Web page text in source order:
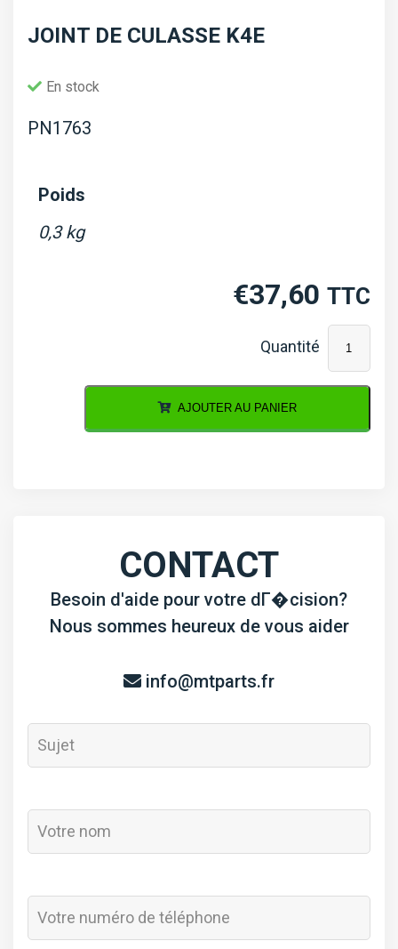
JOINT DE CULASSE K4E
En stock
PN1763
Poids
0,3 kg
€37,60 TTC
de
AJOUTER AU PANIER
CONTACT
Besoin d'aide pour votre dГ�cision?
Nous sommes heureux de vous aider
info@mtparts.fr